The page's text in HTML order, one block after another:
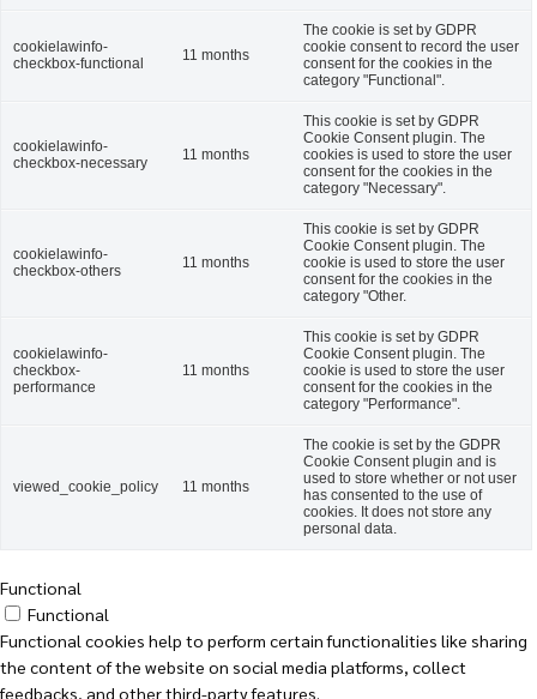
cookielawinfo-
checkbox-functional
11 months
The cookie is set by GDPR
cookie consent to record the user
consent for the cookies in the
category "Functional".
cookielawinfo-
checkbox-necessary
11 months
This cookie is set by GDPR
Cookie Consent plugin. The
cookies is used to store the user
consent for the cookies in the
category "Necessary".
cookielawinfo-
checkbox-others
11 months
This cookie is set by GDPR
Cookie Consent plugin. The
cookie is used to store the user
consent for the cookies in the
category "Other.
cookielawinfo-
checkbox-
performance
11 months
This cookie is set by GDPR
Cookie Consent plugin. The
cookie is used to store the user
consent for the cookies in the
category "Performance".
viewed_cookie_policy 11 months
The cookie is set by the GDPR
Cookie Consent plugin and is
used to store whether or not user
has consented to the use of
cookies. It does not store any
personal data.
Functional
Functional
Functional cookies help to perform certain functionalities like sharing
the content of the website on social media platforms, collect
feedbacks, and other third-party features.